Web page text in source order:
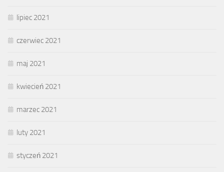
lipiec 2021
czerwiec 2021
maj 2021
kwiecień 2021
marzec 2021
luty 2021
styczeń 2021